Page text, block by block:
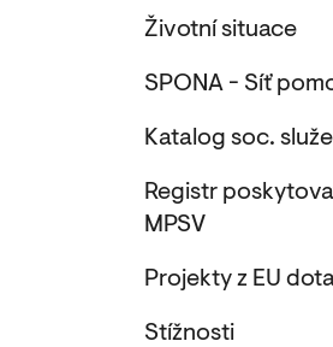
Životní situace
SPONA - Síť
Katalog soc.
Registr
MPSV
Projekty z EU
Stížnosti